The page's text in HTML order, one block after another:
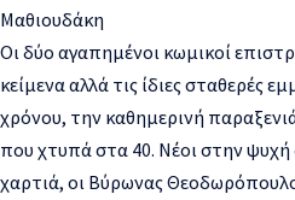
Μαθιουδάκη
Οι δύο αγαπημένοι κωμικοί
κείμενα αλλά τις ίδιες σταθερές
χρόνου, την καθημερινή
που χτυπά στα 40. Νέοι στην
χαρτιά, οι Βύρωνας